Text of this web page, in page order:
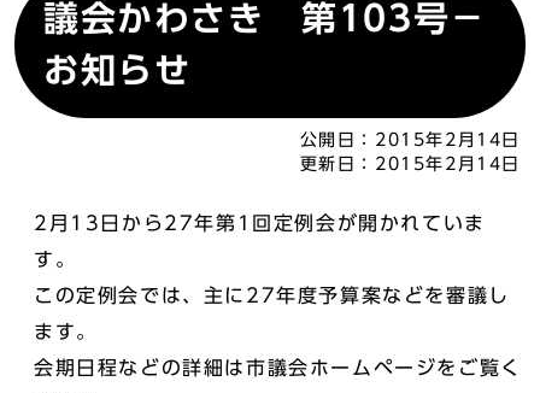
議会かわさき 第103号－
お知らせ
公開日： 2015年2月14日
更新日： 2015年2月14日
2月13日から27年第1回定例会が開かれていま
す。
この定例会では、主に27年度予算案などを審議し
ます。
会期日程などの詳細は市議会ホームページをご覧く